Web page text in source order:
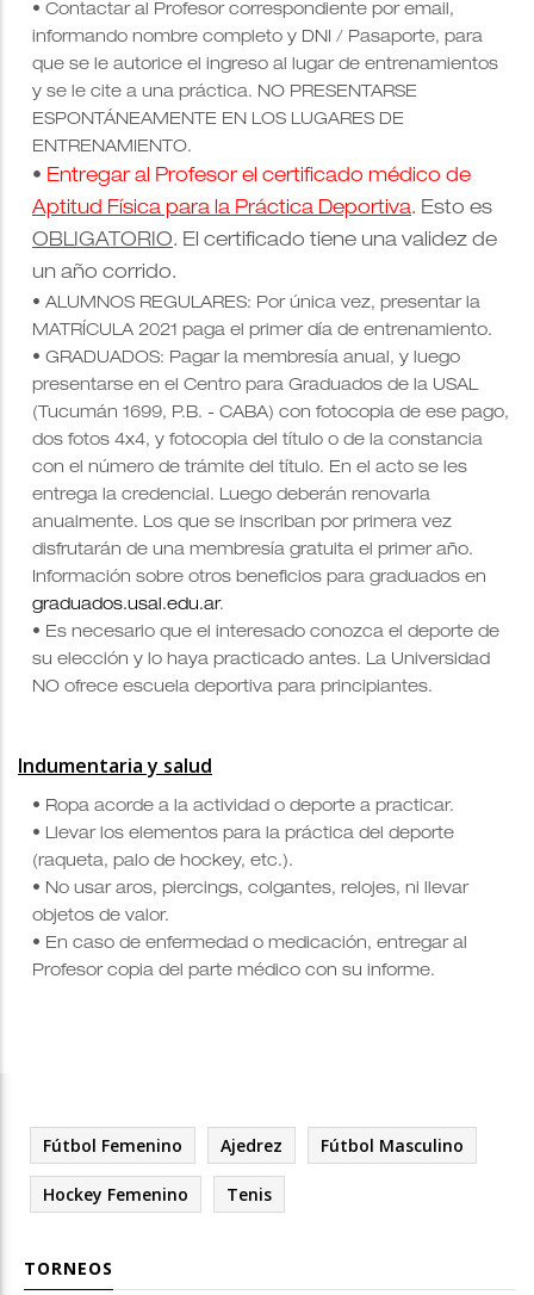
• Contactar al Profesor correspondiente por email,
informando nombre completo y DNI / Pasaporte, para
que se le autorice el ingreso al lugar de entrenamientos
y se le cite a una práctica. NO PRESENTARSE
ESPONTÁNEAMENTE EN LOS LUGARES DE
ENTRENAMIENTO.
• Entregar al Profesor el certificado médico de
Aptitud Física para la Práctica Deportiva. Esto es
OBLIGATORIO. El certificado tiene una validez de
un año corrido.
• ALUMNOS REGULARES: Por única vez, presentar la
MATRÍCULA 2021 paga el primer día de entrenamiento.
• GRADUADOS: Pagar la membresía anual, y luego
presentarse en el Centro para Graduados de la USAL
(Tucumán 1699, P.B. - CABA) con fotocopia de ese pago,
dos fotos 4x4, y fotocopia del título o de la constancia
con el número de trámite del título. En el acto se les
entrega la credencial. Luego deberán renovarla
anualmente. Los que se inscriban por primera vez
disfrutarán de una membresía gratuita el primer año.
Información sobre otros beneficios para graduados en
graduados.usal.edu.ar.
• Es necesario que el interesado conozca el deporte de
su elección y lo haya practicado antes. La Universidad
NO ofrece escuela deportiva para principiantes.
Indumentaria y salud
• Ropa acorde a la actividad o deporte a practicar.
• Llevar los elementos para la práctica del deporte
(raqueta, palo de hockey, etc.).
• No usar aros, piercings, colgantes, relojes, ni llevar
objetos de valor.
• En caso de enfermedad o medicación, entregar al
Profesor copia del parte médico con su informe.
Fútbol Femenino Ajedrez Fútbol Masculino
Hockey Femenino Tenis
TORNEOS